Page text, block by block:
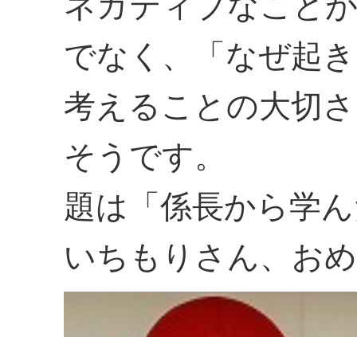
でなく、「なぜ起
考えることの大切
そうです。
題は「係長から学
いちもりさん、お